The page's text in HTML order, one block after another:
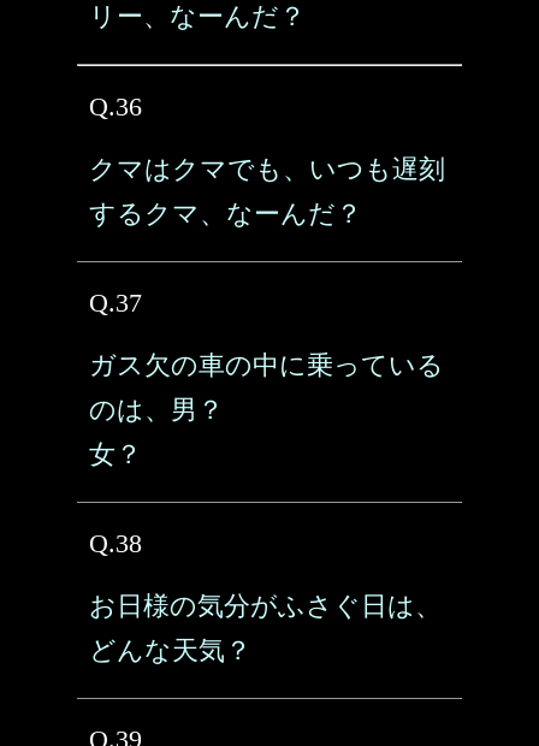
リー、なーんだ？
Q.36
クマはクマでも、いつも遅刻
するクマ、なーんだ？
Q.37
ガス欠の車の中に乗っている
のは、男？
女？
Q.38
お日様の気分がふさぐ日は、
どんな天気？
Q.39